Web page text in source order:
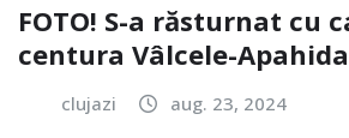
FOTO! S-a răsturnat cu
centura Vâlcele-Apahida
clujazi aug. 23, 2024